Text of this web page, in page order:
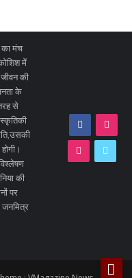
का मंच
में
की
के
से
की
पर
जनमित्र